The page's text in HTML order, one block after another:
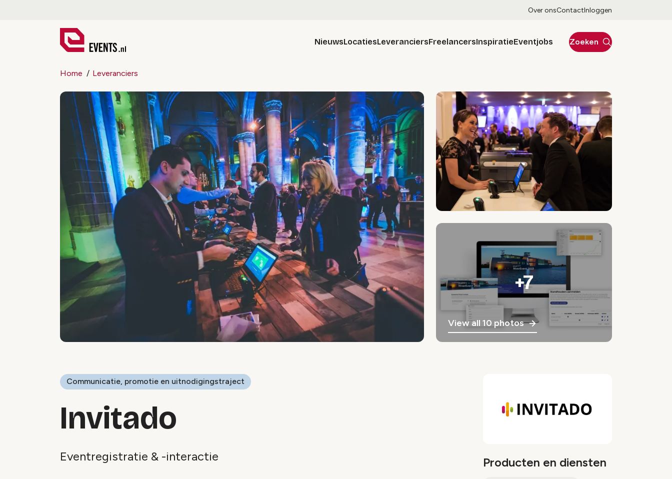
Over onsContactInloggen
NieuwsLocatiesLeveranciersFreelancersInspiratieEventjobs Zoeken
Home Leveranciers
+7
View all 10 photos
Communicatie, promotie en uitnodigingstraject
Invitado
Eventregistratie & -interactie Producten en diensten